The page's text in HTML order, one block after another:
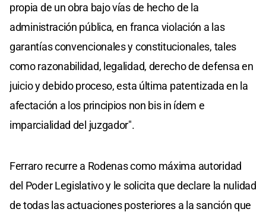
propia de un obra bajo vías de hecho de la
administración pública, en franca violación a las
garantías convencionales y constitucionales, tales
como razonabilidad, legalidad, derecho de defensa en
juicio y debido proceso, esta última patentizada en la
afectación a los principios non bis in ídem e
imparcialidad del juzgador".
Ferraro recurre a Rodenas como máxima autoridad
del Poder Legislativo y le solicita que declare la nulidad
de todas las actuaciones posteriores a la sanción que